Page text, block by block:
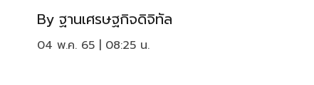
By ฐานเศรษฐกิจดิจิทัล
04 พ.ค. 65 | 08:25 น.